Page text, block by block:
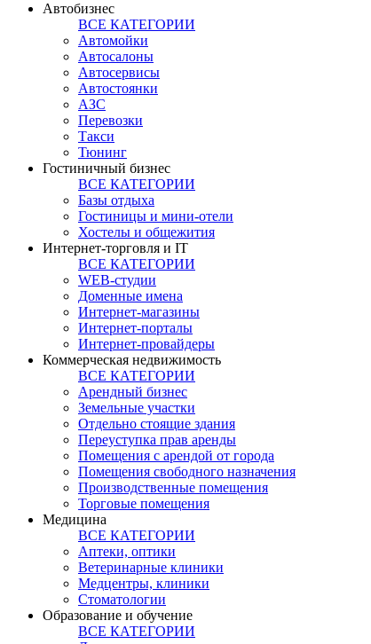
Автобизнес
ВСЕ КАТЕГОРИИ
Автомойки
Автосалоны
Автосервисы
Автостоянки
АЗС
Перевозки
Такси
Тюнинг
Гостиничный бизнес
ВСЕ КАТЕГОРИИ
Базы отдыха
Гостиницы и мини-отели
Хостелы и общежития
Интернет-торговля и IT
ВСЕ КАТЕГОРИИ
WEB-студии
Доменные имена
Интернет-магазины
Интернет-порталы
Интернет-провайдеры
Коммерческая недвижимость
ВСЕ КАТЕГОРИИ
Арендный бизнес
Земельные участки
Отдельно стоящие здания
Переуступка прав аренды
Помещения с арендой от города
Помещения свободного назначения
Производственные помещения
Торговые помещения
Медицина
ВСЕ КАТЕГОРИИ
Аптеки, оптики
Ветеринарные клиники
Медцентры, клиники
Стоматологии
Образование и обучение
ВСЕ КАТЕГОРИИ